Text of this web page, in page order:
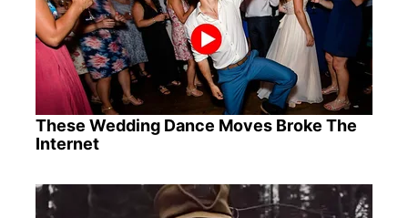
These Wedding Dance Moves Broke The
Internet